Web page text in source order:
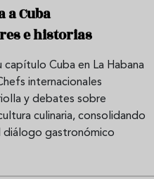
a Cuba
e historias
Cuba en La Habana
internacionales
y debates sobre
culinaria, consolidando
diálogo gastronómico